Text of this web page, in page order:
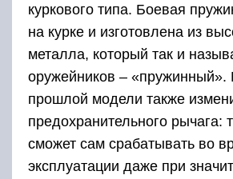
куркового типа. Боевая
на курке и изготовлена из
металла, который так и
оружейников – «пружинный».
прошлой модели также
предохранительного рычага:
сможет сам срабатывать во
эксплуатации даже при